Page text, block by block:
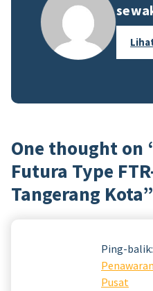
One thought on
Futura Type
Tangerang Kota”
Ping-balik:
Pusat